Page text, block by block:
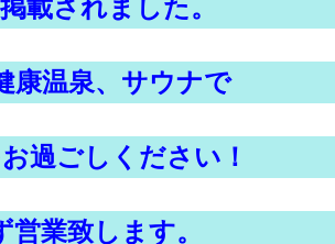
載されました。
康温泉、サウナで
過ごしください！
業致します。